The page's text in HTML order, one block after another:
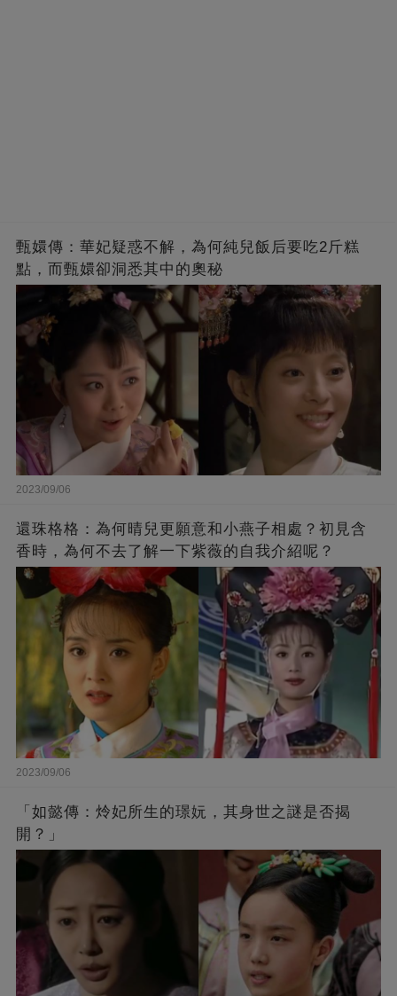
甄嬛傳：華妃疑惑不解，為何純兒飯后要吃2斤糕
點，而甄嬛卻洞悉其中的奧秘
2023/09/06
還珠格格：為何晴兒更願意和小燕子相處？初見含
香時，為何不去了解一下紫薇的自我介紹呢？
2023/09/06
「如懿傳：炩妃所生的璟妧，其身世之謎是否揭
開？」